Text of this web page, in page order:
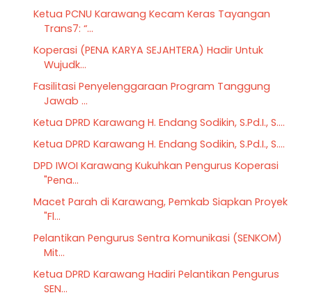
Ketua PCNU Karawang Kecam Keras Tayangan
Trans7: “...
Koperasi (PENA KARYA SEJAHTERA) Hadir Untuk
Wujudk...
Fasilitasi Penyelenggaraan Program Tanggung
Jawab ...
Ketua DPRD Karawang H. Endang Sodikin, S.Pd.I., S....
Ketua DPRD Karawang H. Endang Sodikin, S.Pd.I., S....
DPD IWOI Karawang Kukuhkan Pengurus Koperasi
"Pena...
Macet Parah di Karawang, Pemkab Siapkan Proyek
"Fl...
Pelantikan Pengurus Sentra Komunikasi (SENKOM)
Mit...
Ketua DPRD Karawang Hadiri Pelantikan Pengurus
SEN...